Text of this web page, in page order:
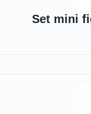
Set mini